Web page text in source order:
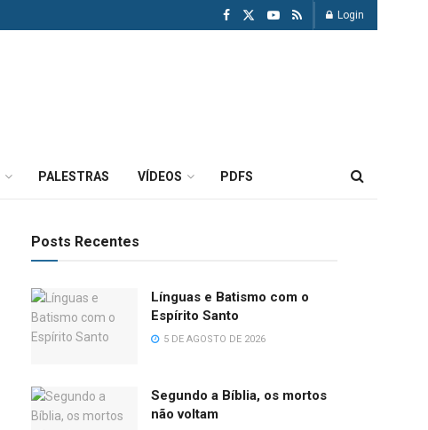
Login
PALESTRAS VÍDEOS PDFS
Posts Recentes
Línguas e Batismo com o
Espírito Santo
5 DE AGOSTO DE 2026
Segundo a Bíblia, os mortos
não voltam